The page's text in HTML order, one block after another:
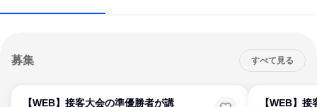
募集 すべて見る
【WEB】接客大会の準優勝者が講
【WEB】